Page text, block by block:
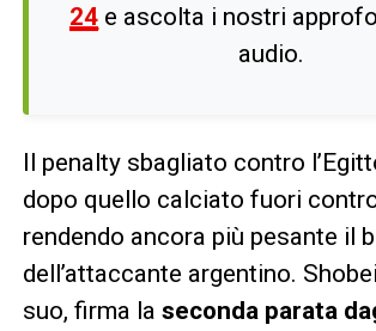
24 e ascolta i nostri
audio.
Il penalty sbagliato contro
dopo quello calciato fuori contro
rendendo ancora più pesante il
dell’attaccante argentino.
suo, firma la seconda parata